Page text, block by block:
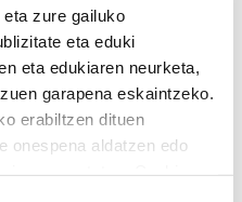
zure gailuko
eta eduki
eta edukiaren neurketa,
garapena eskaintzeko.
erabiltzen dituen
onespena aldatzen edo